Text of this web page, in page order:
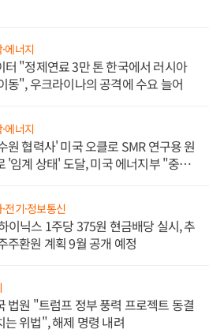
에너지
터 "정제연료 3만 톤 한국에서 러시아
동", 우크라이나의 공격에 수요 늘어
에너지
원 협력사' 미국 오클로 SMR 연구용 원
'임계 상태' 도달, 미국 에너지부 "중요
전기·정보통신
이닉스 1주당 375원 현금배당 실시, 추
주환원 계획 9월 공개 예정
법원 "트럼프 정부 풍력 프로젝트 동결
는 위법", 해제 명령 내려